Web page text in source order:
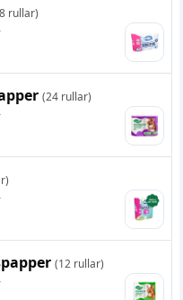
rullar)
(24 rullar)
)
(12 rullar)